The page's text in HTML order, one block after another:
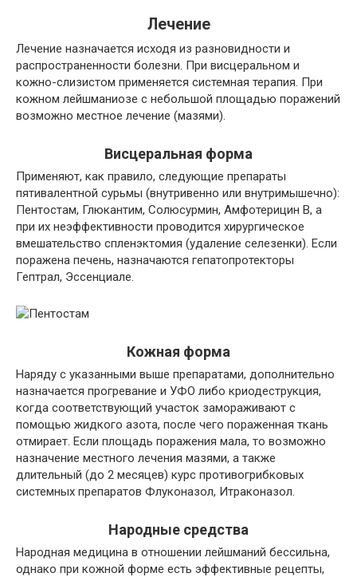
Лечение
Лечение назначается исходя из разновидности и
распространенности болезни. При висцеральном и
кожно-слизистом применяется системная терапия. При
кожном лейшманиозе с небольшой площадью поражений
возможно местное лечение (мазями).
Висцеральная форма
Применяют, как правило, следующие препараты
пятивалентной сурьмы (внутривенно или внутримышечно):
Пентостам, Глюкантим, Солюсурмин, Амфотерицин В, а
при их неэффективности проводится хирургическое
вмешательство спленэктомия (удаление селезенки). Если
поражена печень, назначаются гепатопротекторы
Гептрал, Эссенциале.
Кожная форма
Наряду с указанными выше препаратами, дополнительно
назначается прогревание и УФО либо криодеструкция,
когда соответствующий участок замораживают с
помощью жидкого азота, после чего пораженная ткань
отмирает. Если площадь поражения мала, то возможно
назначение местного лечения мазями, а также
длительный (до 2 месяцев) курс противогрибковых
системных препаратов Флуконазол, Итраконазол.
Народные средства
Народная медицина в отношении лейшманий бессильна,
однако при кожной форме есть эффективные рецепты,